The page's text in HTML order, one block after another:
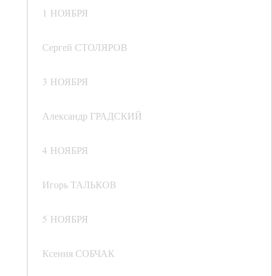
1 НОЯБРЯ
Сергей СТОЛЯРОВ
3 НОЯБРЯ
Александр ГРАДСКИЙ
4 НОЯБРЯ
Игорь ТАЛЬКОВ
5 НОЯБРЯ
Ксения СОБЧАК